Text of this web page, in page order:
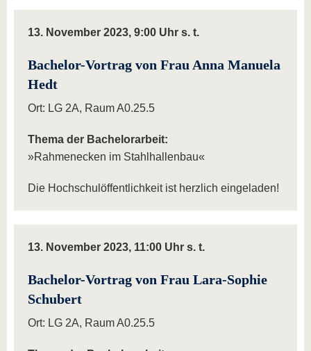
13. November 2023, 9:00 Uhr s. t.
Bachelor-Vortrag von Frau Anna Manuela
Hedt
Ort: LG 2A, Raum A0.25.5
Thema der Bachelorarbeit:
»Rahmenecken im Stahlhallenbau«
Die Hochschulöffentlichkeit ist herzlich eingeladen!
13. November 2023, 11:00 Uhr s. t.
Bachelor-Vortrag von Frau Lara-Sophie
Schubert
Ort: LG 2A, Raum A0.25.5